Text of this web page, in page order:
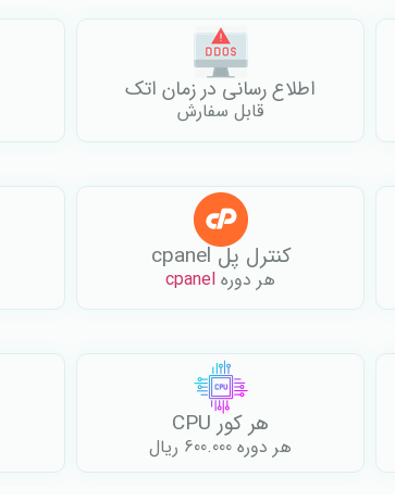
اطلاع رسانی در زمان اتک
قابل سفارش
کنترل پل cpanel
هر دوره cpanel
هر کور CPU
هر دوره 600.000 ریال